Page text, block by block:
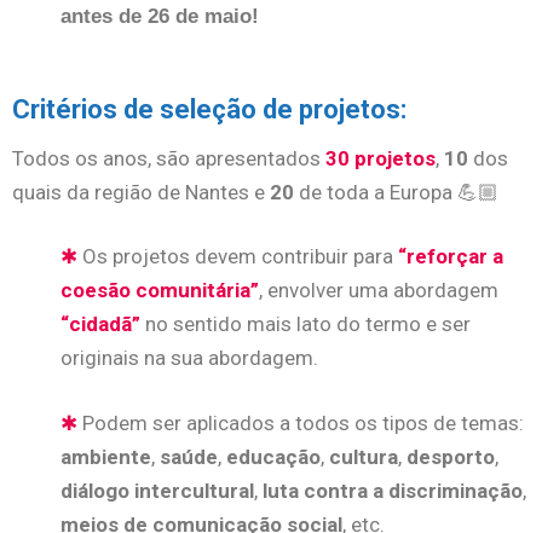
antes de 26 de maio!
Critérios de seleção de projetos:
Todos os anos, são apresentados 30 projetos, 10 dos
quais da região de Nantes e 20 de toda a Europa 💪🏼
✱ Os projetos devem contribuir para “reforçar a
coesão comunitária”, envolver uma abordagem
“cidadã” no sentido mais lato do termo e ser
originais na sua abordagem.
✱ Podem ser aplicados a todos os tipos de temas:
ambiente, saúde, educação, cultura, desporto,
diálogo intercultural, luta contra a discriminação,
meios de comunicação social, etc.